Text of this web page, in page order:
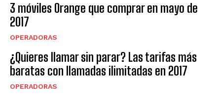
3 móviles Orange que comprar en mayo de
2017
OPERADORAS
¿Quieres llamar sin parar? Las tarifas más
baratas con llamadas ilimitadas en 2017
OPERADORAS